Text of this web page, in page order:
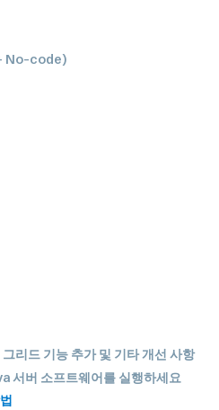
No-code)
리드 기능 추가 및 기타 개선 사항
서버 소프트웨어를 실행하세요